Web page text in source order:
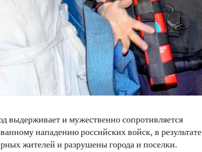
выдерживает и мужественно сопротивляется
нападению российских войск, в результате
жителей и разрушены города и поселки.